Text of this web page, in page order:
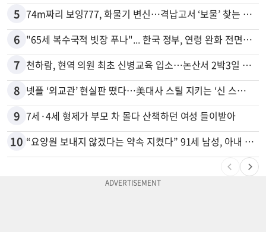
5 74m짜리 보잉777, 화물기 변신…격납고서 ‘보물’ 찾는 인천공항
6 "65세 복수국적 빗장 푸나"... 한국 정부, 연령 완화 전면 추진
7 천하람, 현역 의원 최초 신병교육 입소…논산서 2박3일 생활
8 넷플 ‘외교관’ 현실판 떴다…美대사 스틸 지키는 ‘신 스틸러’
9 7세·4세 형제가 부모 차 몰다 산책하던 여성 들이받아
10 “요양원 보내지 않겠다는 약속 지켰다” 91세 남성, 아내 살해 혐의